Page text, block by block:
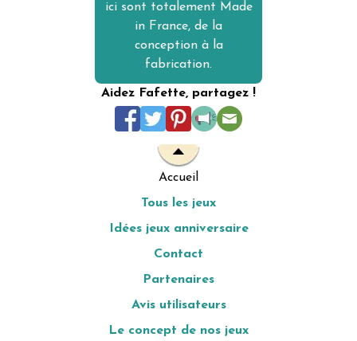
ici sont totalement Made
in France, de la
conception à la
fabrication.
Aidez Fafette, partagez !
Accueil
Tous les jeux
Idées jeux anniversaire
Contact
Partenaires
Avis utilisateurs
Le concept de nos jeux